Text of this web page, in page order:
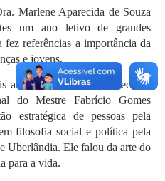
Aparecida de Souza
um ano letivo de grandes
fez referências a importância da
e jovens.
este evento, aconteceu a
do Mestre Fabrício Gomes
estratégica de pessoas pela
filosofia social e política pela
Uberlândia. Ele falou da arte do
para a vida.